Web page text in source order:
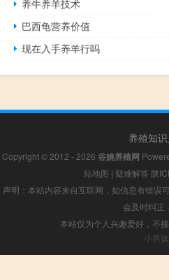
养牛养羊技术
巴西龟营养价值
现在入手养羊行吗
养殖知
Copyright © 2012 - 2026 谷姚养殖网
站地图 | 疑难解答 陕
声明：本站内容来自互联网，如信息有错误
会及时纠正
本站仅为个人兴趣爱好，不
小男孩